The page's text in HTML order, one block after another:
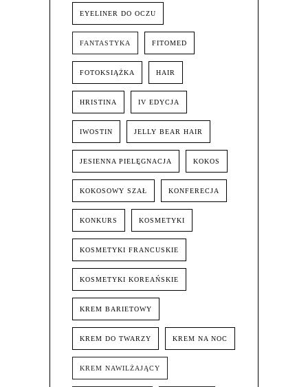
EYELINER DO OCZU
FANTASTYKA FITOMED
FOTOKSIĄŻKA HAIR
HRISTINA IV EDYCJA
IWOSTIN JELLY BEAR HAIR
JESIENNA PIELĘGNACJA KOKOS
KOKOSOWY SZAŁ KONFERECJA
KONKURS KOSMETYKI
KOSMETYKI FRANCUSKIE
KOSMETYKI KOREAŃSKIE
KREM BARIETOWY
KREM DO TWARZY KREM NA NOC
KREM NAWILŻAJĄCY